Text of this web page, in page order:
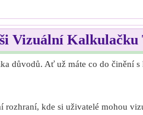
Vizuální Kalkulačku
důvodů. Ať už máte co do činění
kde si uživatelé mohou